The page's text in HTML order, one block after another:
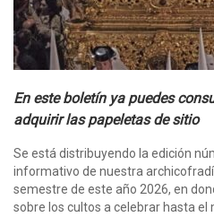
En este boletín ya puedes
adquirir las papeletas de sitio
Se está distribuyendo la edición
informativo de nuestra
semestre de este año 2026, en
sobre los cultos a celebrar hasta el